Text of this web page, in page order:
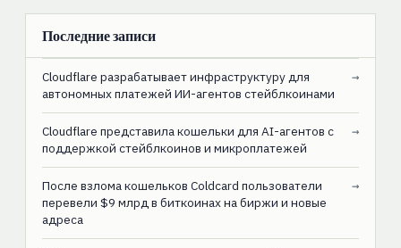
Последние записи
Cloudflare разрабатывает инфраструктуру для
автономных платежей ИИ-агентов стейблкоинами
→
Cloudflare представила кошельки для AI-агентов с
поддержкой стейблкоинов и микроплатежей
→
После взлома кошельков Coldcard пользователи
перевели $9 млрд в биткоинах на биржи и новые
адреса
→